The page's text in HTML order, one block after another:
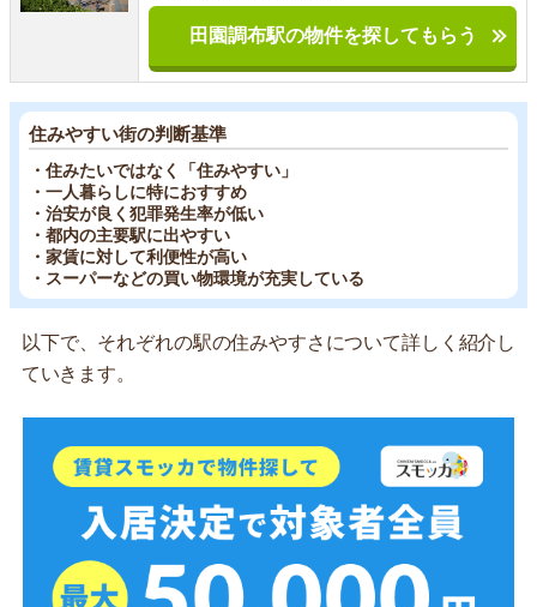
田園調布駅の物件を探してもらう
住みやすい街の判断基準
・住みたいではなく「住みやすい」
・一人暮らしに特におすすめ
・治安が良く犯罪発生率が低い
・都内の主要駅に出やすい
・家賃に対して利便性が高い
・スーパーなどの買い物環境が充実している
以下で、それぞれの駅の住みやすさについて詳しく紹介し
ていきます。